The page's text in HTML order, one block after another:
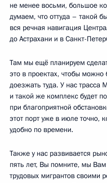
не менее восьми, большое
думаем, что оттуда – такой
вся речная навигация
до Астрахани и в Санкт-
Там мы ещё планируем
это в проектах, чтобы
доезжать туда. У нас трасса
и такой же комплекс будет
при благоприятной
этот порт уже в июле точно,
удобно по времени.
Также у нас развивается
пять лет, Вы помните, мы
трудовых мигрантов своими